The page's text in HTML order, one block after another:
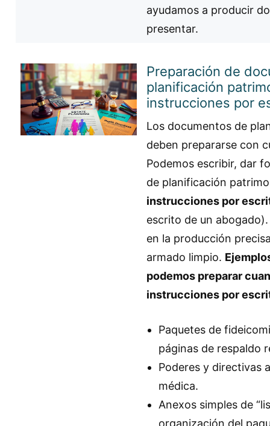
ayudamos a producir
presentar.
Preparación de
planificación
instrucciones por
Los documentos de
deben prepararse con
Podemos escribir, dar
de planificación
instrucciones por
escrito de un
en la producción
armado limpio.
podemos preparar
instrucciones por
Paquetes de
páginas de respaldo
Poderes y directivas
médica.
Anexos simples de
organización del